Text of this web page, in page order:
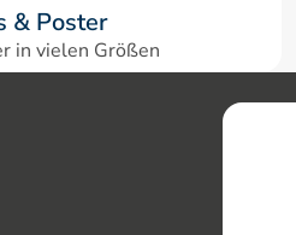
& Poster
in vielen Größen